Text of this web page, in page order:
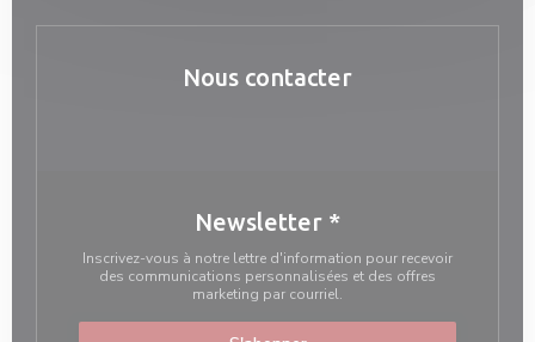
Nous contacter
Newsletter *
Inscrivez-vous à notre lettre d'information pour recevoir
des communications personnalisées et des offres
marketing par courriel.